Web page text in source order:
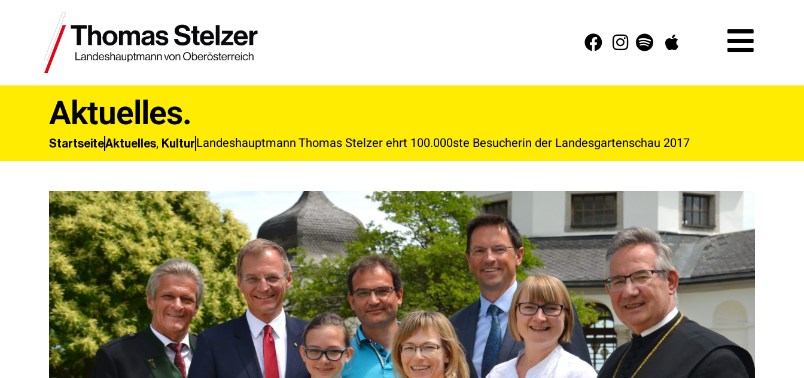
Aktuelles.
StartseiteAktuelles, Kultur Landeshauptmann Thomas Stelzer ehrt 100.000ste Besucherin der Landesgartenschau 2017